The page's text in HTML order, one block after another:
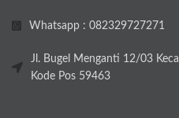
Whatsapp : 082329727271
Jl. Bugel Menganti 12/03
Kode Pos 59463